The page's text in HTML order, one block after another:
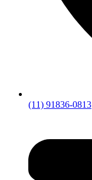
(11) 91836-0813